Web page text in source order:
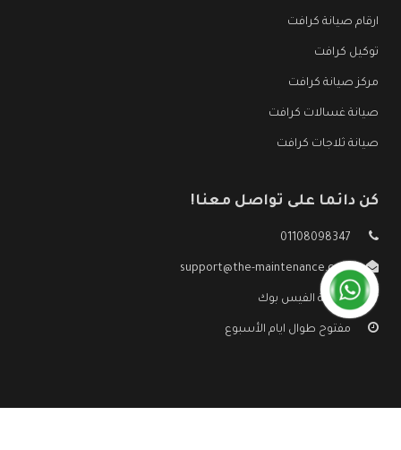
ارقام صيانة كرافت
توكيل كرافت
مركز صيانة كرافت
صيانة غسالات كرافت
صيانة ثلاجات كرافت
كن دائما على تواصل معنا!
01108098347
support@the-maintenance.com
صفحة الفيس بوك
مفتوح طوال ايام الأسبوع